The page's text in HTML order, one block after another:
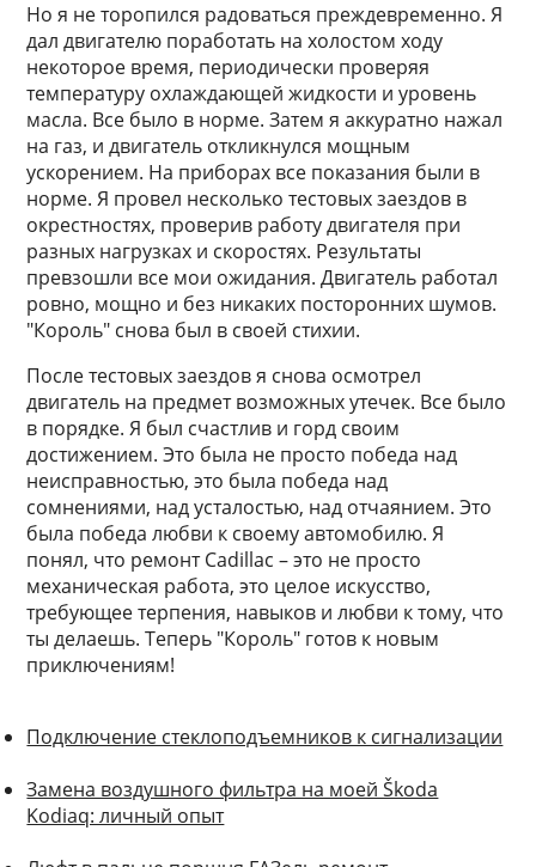
Но я не торопился радоваться преждевременно. Я
дал двигателю поработать на холостом ходу
некоторое время, периодически проверяя
температуру охлаждающей жидкости и уровень
масла. Все было в норме. Затем я аккуратно нажал
на газ, и двигатель откликнулся мощным
ускорением. На приборах все показания были в
норме. Я провел несколько тестовых заездов в
окрестностях, проверив работу двигателя при
разных нагрузках и скоростях. Результаты
превзошли все мои ожидания. Двигатель работал
ровно, мощно и без никаких посторонних шумов.
"Король" снова был в своей стихии.
После тестовых заездов я снова осмотрел
двигатель на предмет возможных утечек. Все было
в порядке. Я был счастлив и горд своим
достижением. Это была не просто победа над
неисправностью, это была победа над
сомнениями, над усталостью, над отчаянием. Это
была победа любви к своему автомобилю. Я
понял, что ремонт Cadillac – это не просто
механическая работа, это целое искусство,
требующее терпения, навыков и любви к тому, что
ты делаешь. Теперь "Король" готов к новым
приключениям!
Подключение стеклоподъемников к сигнализации
Замена воздушного фильтра на моей Škoda
Kodiaq: личный опыт